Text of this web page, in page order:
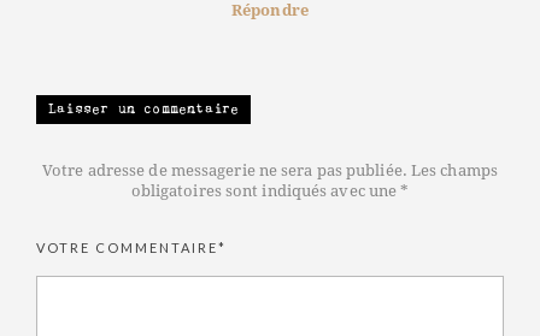
Répondre
Laisser un commentaire
Votre adresse de messagerie ne sera pas publiée. Les champs
obligatoires sont indiqués avec une *
VOTRE COMMENTAIRE*